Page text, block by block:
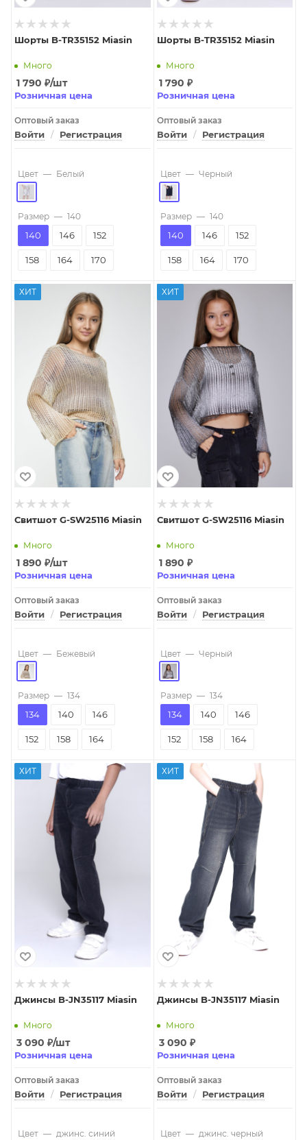
Шорты B-TR35152 Miasin
Много
1 790 ₽/шт
Розничная цена
Оптовый заказ
Войти / Регистрация
Цвет — Белый
Размер — 140
140 146 152
158 164 170
Шорты B-TR35152 Miasin
Много
1 790 ₽
Розничная цена
Оптовый заказ
Войти / Регистрация
Цвет — Черный
Размер — 140
140 146 152
158 164 170
ХИТ
Свитшот G-SW25116 Miasin
Много
1 890 ₽/шт
Розничная цена
Оптовый заказ
Войти / Регистрация
Цвет — Бежевый
Размер — 134
134 140 146
152 158 164
ХИТ
Свитшот G-SW25116 Miasin
Много
1 890 ₽
Розничная цена
Оптовый заказ
Войти / Регистрация
Цвет — Черный
Размер — 134
134 140 146
152 158 164
ХИТ
Джинсы B-JN35117 Miasin
Много
3 090 ₽/шт
Розничная цена
Оптовый заказ
Войти / Регистрация
Цвет — джинс. синий
ХИТ
Джинсы B-JN35117 Miasin
Много
3 090 ₽
Розничная цена
Оптовый заказ
Войти / Регистрация
Цвет — джинс. черный